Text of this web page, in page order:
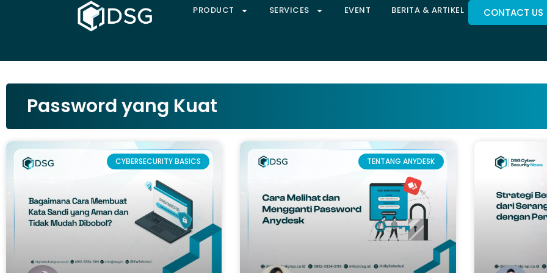
PRODUCT SERVICES EVENT BERITA & ARTIKEL CONTACT US
Password yang Kuat
CYBERSECURITY BASICS TENTANG ANYDESK